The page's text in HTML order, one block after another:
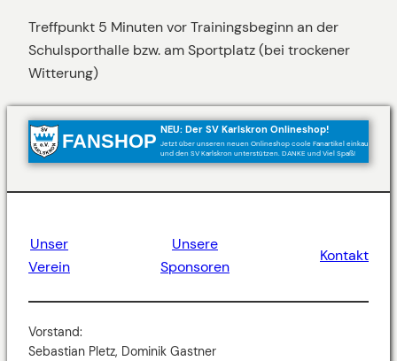
Treffpunkt 5 Minuten vor Trainingsbeginn an der
Schulsporthalle bzw. am Sportplatz (bei trockener
Witterung)
FANSHOP NEU: Der SV Karlskron Onlineshop!
Jetzt über unseren neuen Onlineshop coole Fanartikel einkaufen
und den SV Karlskron unterstützen. DANKE und Viel Spaß!
Unser
Verein
Unsere
Sponsoren
Kontakt
Vorstand:
Sebastian Pletz, Dominik Gastner